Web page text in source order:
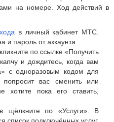
на номере. Ход действий в
в личный кабинет МТС.
пароль от аккаунта.
по ссылке «Получить
и дождитесь, когда вам
с одноразовым кодом для
вас сменить или
хотите пока его ставить,
щёлкните по «Услуги». В